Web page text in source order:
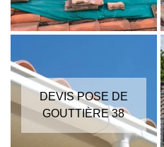
DEVIS POSE DE
GOUTTIÈRE 38